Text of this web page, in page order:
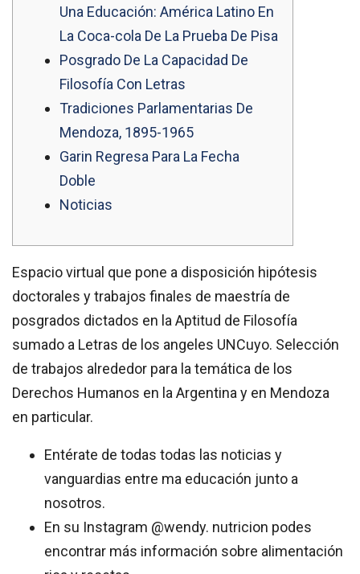
Una Educación: América Latino En
La Coca-cola De La Prueba De Pisa
Posgrado De La Capacidad De
Filosofía Con Letras
Tradiciones Parlamentarias De
Mendoza, 1895-1965
Garin Regresa Para La Fecha
Doble
Noticias
Espacio virtual que pone a disposición hipótesis
doctorales y trabajos finales de maestría de
posgrados dictados en la Aptitud de Filosofía
sumado a Letras de los angeles UNCuyo. Selección
de trabajos alrededor para la temática de los
Derechos Humanos en la Argentina y en Mendoza
en particular.
Entérate de todas todas las noticias y
vanguardias entre ma educación junto a
nosotros.
En su Instagram @wendy. nutricion podes
encontrar más información sobre alimentación